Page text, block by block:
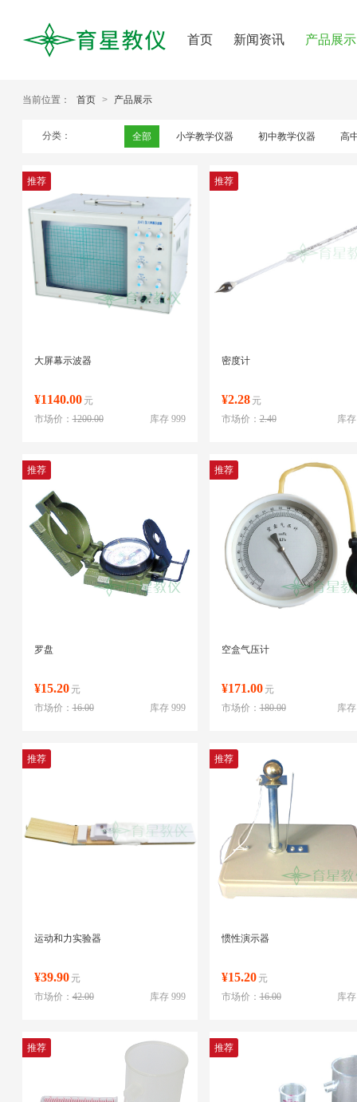
首页 新闻资讯 产品展示
当前位置： 首页 > 产品展示
分类： 全部 小学教学仪器 初中教学仪器 高
推荐
大屏幕示波器
¥1140.00 元
库存 999
市场价：1200.00
推荐
密度计
¥2.28 元
库
市场价：2.40
推荐
罗盘
¥15.20 元
库存 999
市场价：16.00
推荐
空盒气压计
¥171.00 元
库
市场价：180.00
推荐
运动和力实验器
¥39.90 元
库存 999
市场价：42.00
推荐
惯性演示器
¥15.20 元
库
市场价：16.00
推荐 推荐